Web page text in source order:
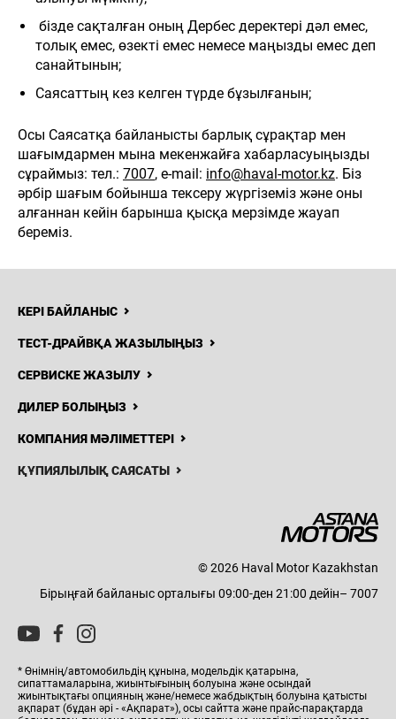
бізде сақталған оның Дербес деректері дәл емес,
толық емес, өзекті емес немесе маңызды емес деп
санайтынын;
Саясаттың кез келген түрде бұзылғанын;
Осы Саясатқа байланысты барлық сұрақтар мен
шағымдармен мына мекенжайға хабарласуыңызды
сұраймыз: тел.: 7007, e-mail: info@haval-motor.kz. Біз
әрбір шағым бойынша тексеру жүргіземіз және оны
алғаннан кейін барынша қысқа мерзімде жауап
береміз.
КЕРІ БАЙЛАНЫС
ТЕСТ-ДРАЙВҚА ЖАЗЫЛЫҢЫЗ
СЕРВИСКЕ ЖАЗЫЛУ
ДИЛЕР БОЛЫҢЫЗ
КОМПАНИЯ МӘЛІМЕТТЕРІ
ҚҰПИЯЛЫЛЫҚ САЯСАТЫ
© 2026 Haval Motor Kazakhstan
Бірыңғай байланыс орталығы 09:00-ден 21:00 дейін– 7007
* Өнімнің/автомобильдің құнына, модельдік қатарына,
сипаттамаларына, жиынтығының болуына және осындай
жиынтықтағы опцияның және/немесе жабдықтың болуына қатысты
ақпарат (бұдан әрі - «Ақпарат»), осы сайтта және прайс-парақтарда